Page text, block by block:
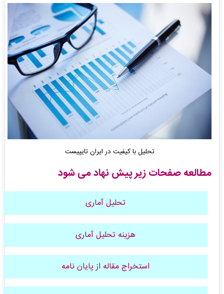
تحلیل با کیفیت در ایران تایپیست
مطالعه صفحات زیر پیش نهاد می شود
تحلیل آماری
هزینه تحلیل آماری
استخراج مقاله از پایان نامه